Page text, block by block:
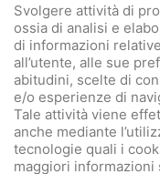
Svolgere attività di
ossia di analisi e
di informazioni relative
all’utente, alle sue
abitudini, scelte di
e/o esperienze di
Tale attività viene
anche mediante
tecnologie quali i
maggiori informazioni